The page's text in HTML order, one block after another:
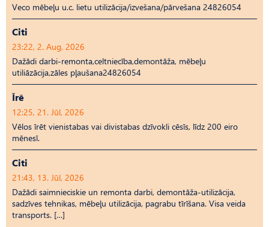
Veco mēbeļu u.c. lietu utilizācija/izvešana/pārvešana 24826054
Citi
23:22, 2. Aug, 2026
Dažādi darbi-remonta,celtniecība,demontāža, mēbeļu
utiliāzācija,zāles pļaušana24826054
Īrē
12:25, 21. Jūl, 2026
Vēlos īrēt vienistabas vai divistabas dzīvokli cēsīs, līdz 200 eiro
mēnesī.
Citi
21:43, 13. Jūl, 2026
Dažādi saimnieciskie un remonta darbi, demontāža-utilizācija,
sadzīves tehnikas, mēbeļu utilizācija, pagrabu tīrīšana. Visa veida
transports. […]